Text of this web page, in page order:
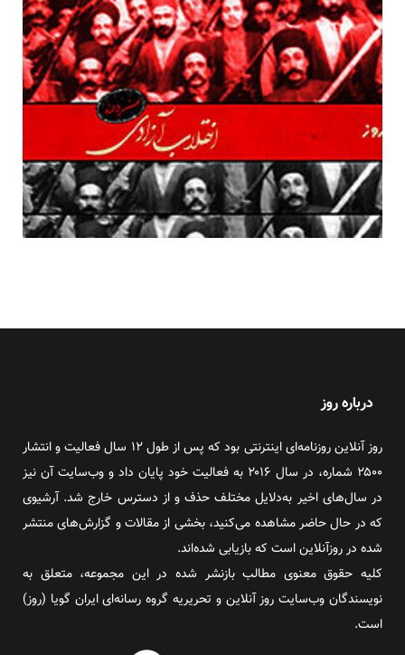
درباره روز
روز آنلاین روزنامه‌ای اینترنتی بود که پس از طول ۱۲ سال فعالیت و انتشار
۲۵۰۰ شماره، در سال ۲۰۱۶ به فعالیت خود پایان داد و وب‌سایت آن نیز
در سال‌های اخیر به‌دلایل مختلف حذف و از دسترس خارج شد. آرشیوی
که در حال حاضر مشاهده می‌کنید، بخشی از مقالات و گزارش‌های منتشر
شده در روزآنلاین است که بازیابی شده‌اند.
کلیه حقوق معنوی مطالب بازنشر شده در این مجموعه، متعلق به
نویسندگان وب‌سایت روز آنلاین و تحریریه گروه رسانه‌ای ایران گویا (روز)
است.